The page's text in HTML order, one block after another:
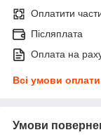
Оплатити
Післяплата
Оплата на
Всі умови оплати
Умови